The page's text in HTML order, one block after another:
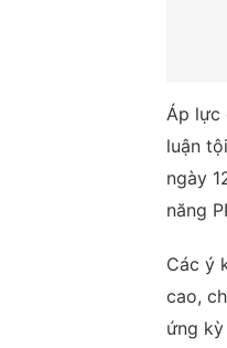
Áp lực
luận
ngày
năng
Các ý
cao,
ứng